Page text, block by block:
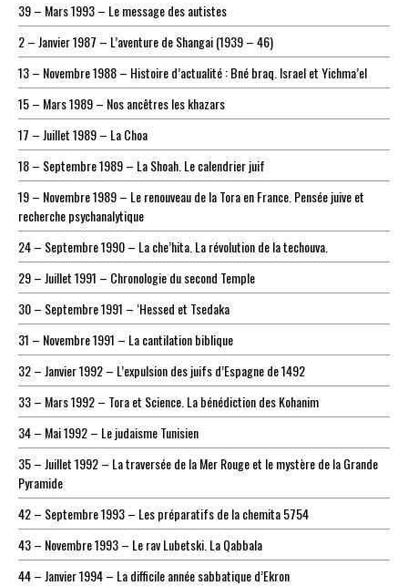
39 – Mars 1993 – Le message des autistes
2 – Janvier 1987 – L’aventure de Shangai (1939 – 46)
13 – Novembre 1988 – Histoire d’actualité : Bné braq. Israel et Yichma’el
15 – Mars 1989 – Nos ancêtres les khazars
17 – Juillet 1989 – La Choa
18 – Septembre 1989 – La Shoah. Le calendrier juif
19 – Novembre 1989 – Le renouveau de la Tora en France. Pensée juive et
recherche psychanalytique
24 – Septembre 1990 – La che’hita. La révolution de la techouva.
29 – Juillet 1991 – Chronologie du second Temple
30 – Septembre 1991 – ‘Hessed et Tsedaka
31 – Novembre 1991 – La cantilation biblique
32 – Janvier 1992 – L’expulsion des juifs d’Espagne de 1492
33 – Mars 1992 – Tora et Science. La bénédiction des Kohanim
34 – Mai 1992 – Le judaisme Tunisien
35 – Juillet 1992 – La traversée de la Mer Rouge et le mystère de la Grande
Pyramide
42 – Septembre 1993 – Les préparatifs de la chemita 5754
43 – Novembre 1993 – Le rav Lubetski. La Qabbala
44 – Janvier 1994 – La difficile année sabbatique d’Ekron